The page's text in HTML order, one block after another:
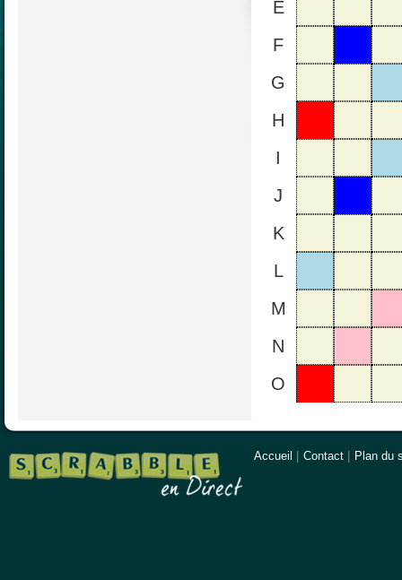
E
F
G
H
I
J
K
L
M
N
O
Accueil Contact Plan du